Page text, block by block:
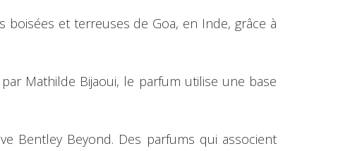
boisées et terreuses de Goa, en Inde, grâce à
Mathilde Bijaoui, le parfum utilise une base
Bentley Beyond. Des parfums qui associent